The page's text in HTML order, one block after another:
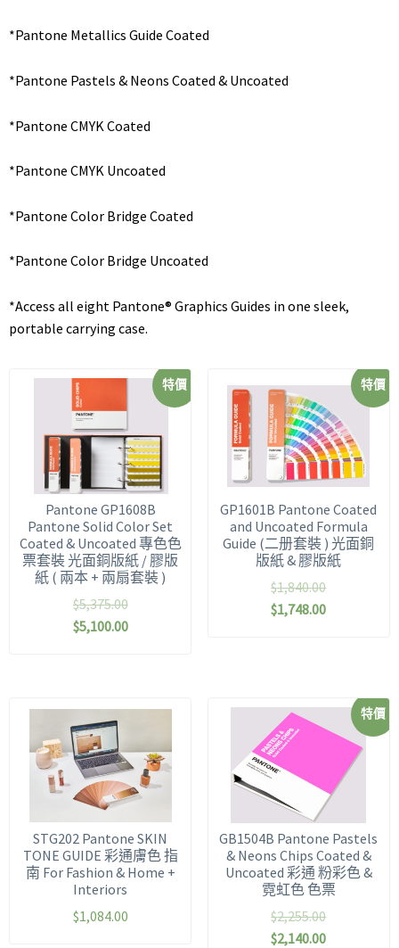
*Pantone Metallics Guide Coated
*Pantone Pastels & Neons Coated & Uncoated
*Pantone CMYK Coated
*Pantone CMYK Uncoated
*Pantone Color Bridge Coated
*Pantone Color Bridge Uncoated
*Access all eight Pantone® Graphics Guides in one sleek,
portable carrying case.
特價
Pantone GP1608B
Pantone Solid Color Set
Coated & Uncoated 專色色
票套裝 光面銅版紙 / 膠版
紙 ( 兩本 + 兩扇套裝 )
$5,375.00
$5,100.00
特價
GP1601B Pantone Coated
and Uncoated Formula
Guide (二册套裝 ) 光面銅
版紙 & 膠版紙
$1,840.00
$1,748.00
STG202 Pantone SKIN
TONE GUIDE 彩通膚色 指
南 For Fashion & Home +
Interiors
$1,084.00
特價
GB1504B Pantone Pastels
& Neons Chips Coated &
Uncoated 彩通 粉彩色 &
霓虹色 色票
$2,255.00
$2,140.00